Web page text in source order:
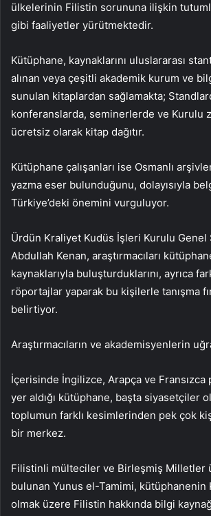
ülkelerinin Filistin sorununa ilişkin
gibi faaliyetler yürütmektedir.
Kütüphane, kaynaklarını uluslararası
alınan veya çeşitli akademik kurum ve
sunulan kitaplardan sağlamakta;
konferanslarda, seminerlerde ve Kurulu
ücretsiz olarak kitap dağıtır.
Kütüphane çalışanları ise Osmanlı
yazma eser bulunduğunu, dolayısıyla
Türkiye’deki önemini vurguluyor.
Ürdün Kraliyet Kudüs İşleri Kurulu Genel
Abdullah Kenan, araştırmacıları
kaynaklarıyla buluşturduklarını, ayrıca
röportajlar yaparak bu kişilerle tanışma
belirtiyor.
Araştırmacıların ve akademisyenlerin
İçerisinde İngilizce, Arapça ve Fransızca
yer aldığı kütüphane, başta siyasetçiler
toplumun farklı kesimlerinden pek çok
bir merkez.
Filistinli mülteciler ve Birleşmiş Milletler
bulunan Yunus el-Tamimi, kütüphanenin
olmak üzere Filistin hakkında bilgi